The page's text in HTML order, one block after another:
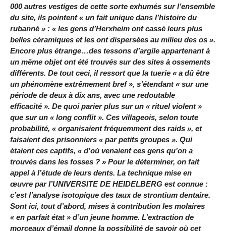
000 autres vestiges de cette sorte exhumés sur l’ensemble
du site, ils pointent « un fait unique dans l’histoire du
rubanné » : « les gens d’Herxheim ont cassé leurs plus
belles céramiques et les ont dispersées au milieu des os ».
Encore plus étrange…des tessons d’argile appartenant à
un même objet ont été trouvés sur des sites à ossements
différents. De tout ceci, il ressort que la tuerie « a dû être
un phénomène extrêmement bref », s’étendant « sur une
période de deux à dix ans, avec une redoutable
efficacité ». De quoi parier plus sur un « rituel violent »
que sur un « long conflit ». Ces villageois, selon toute
probabilité, « organisaient fréquemment des raids », et
faisaient des prisonniers « par petits groupes ». Qui
étaient ces captifs, « d’où venaient ces gens qu’on a
trouvés dans les fosses ? » Pour le déterminer, on fait
appel à l’étude de leurs dents. La technique mise en
œuvre par l’UNIVERSITE DE HEIDELBERG est connue :
c’est l’analyse isotopique des taux de strontium dentaire.
Sont ici, tout d’abord, mises à contribution les molaires
« en parfait état » d’un jeune homme. L’extraction de
morceaux d’émail donne la possibilité de savoir où cet